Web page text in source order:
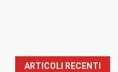
ARTICOLI RECENTI